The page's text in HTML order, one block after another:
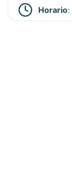
Horario: